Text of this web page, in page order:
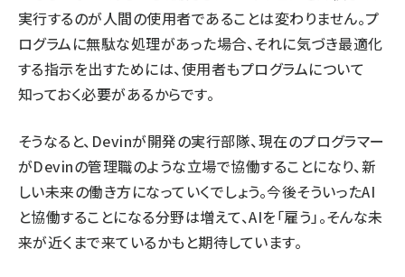
実行するのが人間の使用者であることは変わりません。プ
ログラムに無駄な処理があった場合、それに気づき最適化
する指示を出すためには、使用者もプログラムについて
知っておく必要があるからです。
そうなると、Devinが開発の実行部隊、現在のプログラマー
がDevinの管理職のような立場で協働することになり、新
しい未来の働き方になっていくでしょう。今後そういったAI
と協働することになる分野は増えて、AIを「雇う」。そんな未
来が近くまで来ているかもと期待しています。